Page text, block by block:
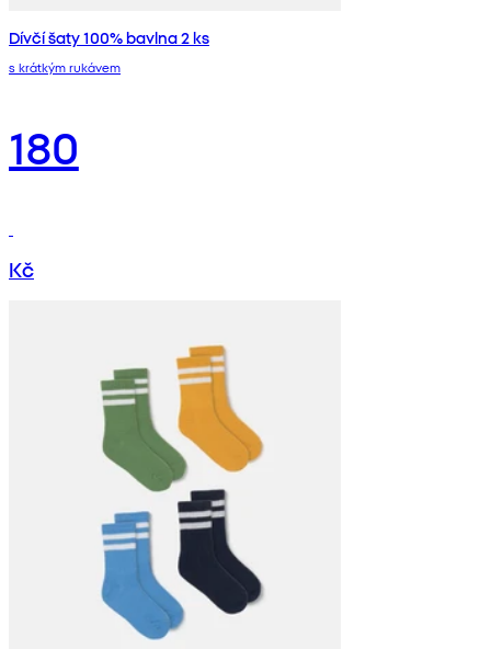
Dívčí šaty 100% bavlna 2 ks
s krátkým rukávem
180
Kč